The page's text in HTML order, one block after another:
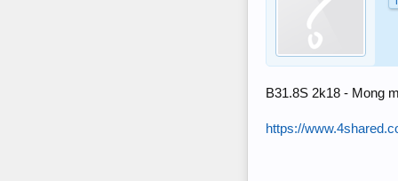
B31.8S 2k18 - Mong
https://